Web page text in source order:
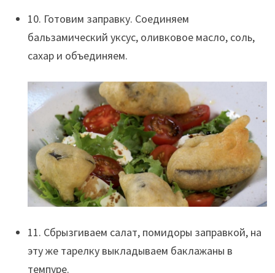
10. Готовим заправку. Соединяем
бальзамический уксус, оливковое масло, соль,
сахар и объединяем.
11. Сбрызгиваем салат, помидоры заправкой, на
эту же тарелку выкладываем баклажаны в
темпуре.